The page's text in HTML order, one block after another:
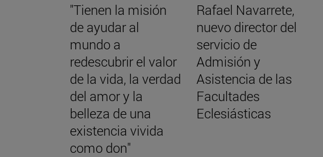
"Tienen la misión
de ayudar al
mundo a
redescubrir el valor
de la vida, la verdad
del amor y la
belleza de una
existencia vivida
como don"
Rafael Navarrete,
nuevo director del
servicio de
Admisión y
Asistencia de las
Facultades
Eclesiásticas